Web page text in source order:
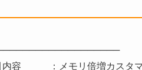
内容 ：メモリ倍増カスタマ